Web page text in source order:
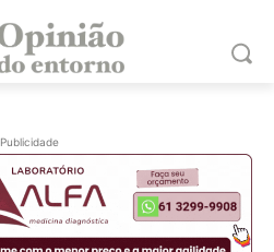
Publicidade